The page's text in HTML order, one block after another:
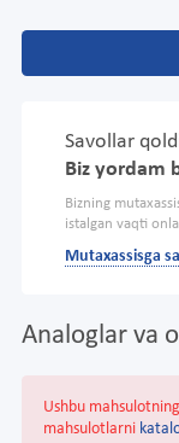
Savollar
Biz yordam
Bizning
istalgan vaqti
Mutaxassisga
Analoglar va
Ushbu
mahsulotlarni